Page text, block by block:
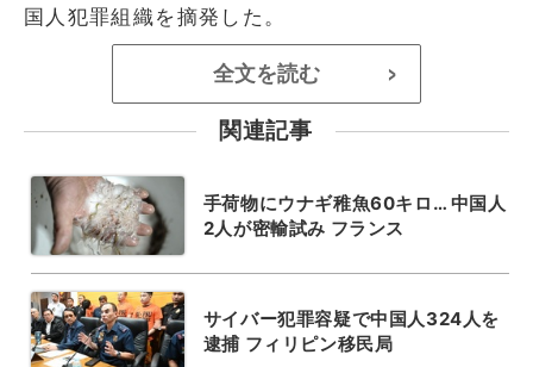
国人犯罪組織を摘発した。
全文を読む >
関連記事
手荷物にウナギ稚魚60キロ… 中国人
2人が密輸試み フランス
サイバー犯罪容疑で中国人324人を
逮捕 フィリピン移民局